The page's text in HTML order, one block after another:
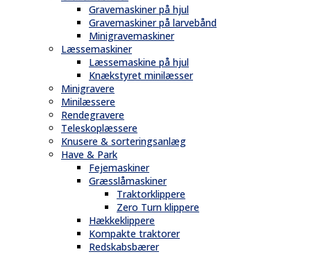
Gravemaskiner på hjul
Gravemaskiner på larvebånd
Minigravemaskiner
Læssemaskiner
Læssemaskine på hjul
Knækstyret minilæsser
Minigravere
Minilæssere
Rendegravere
Teleskoplæssere
Knusere & sorteringsanlæg
Have & Park
Fejemaskiner
Græsslåmaskiner
Traktorklippere
Zero Turn klippere
Hækkeklippere
Kompakte traktorer
Redskabsbærer